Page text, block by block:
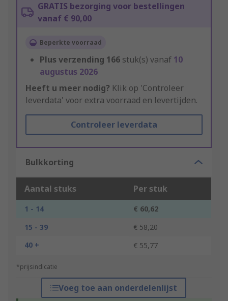
GRATIS bezorging voor bestellingen
vanaf € 90,00
Beperkte voorraad
Plus verzending 166 stuk(s) vanaf 10
augustus 2026
Heeft u meer nodig? Klik op 'Controleer
leverdata' voor extra voorraad en levertijden.
Controleer leverdata
Bulkkorting
Aantal stuks Per stuk
1 - 14
€ 60,62
15 - 39
€ 58,20
40 +
€ 55,77
*prijsindicatie
Voeg toe aan onderdelenlijst